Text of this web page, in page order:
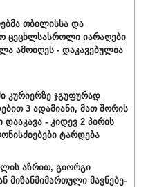
თბილისსა და
ცეცხლსასროლი იარაღები
ამოიღეს - დაკავებულია
კურიერზე ჯგუფურად
3 ადამიანი, მათ შორის
- კიდევ 2 პირის
ტარდება
აზრით, გიორგი
მი­ზან­მი­მარ­თუ­ლი მავ­ნე­ბე­